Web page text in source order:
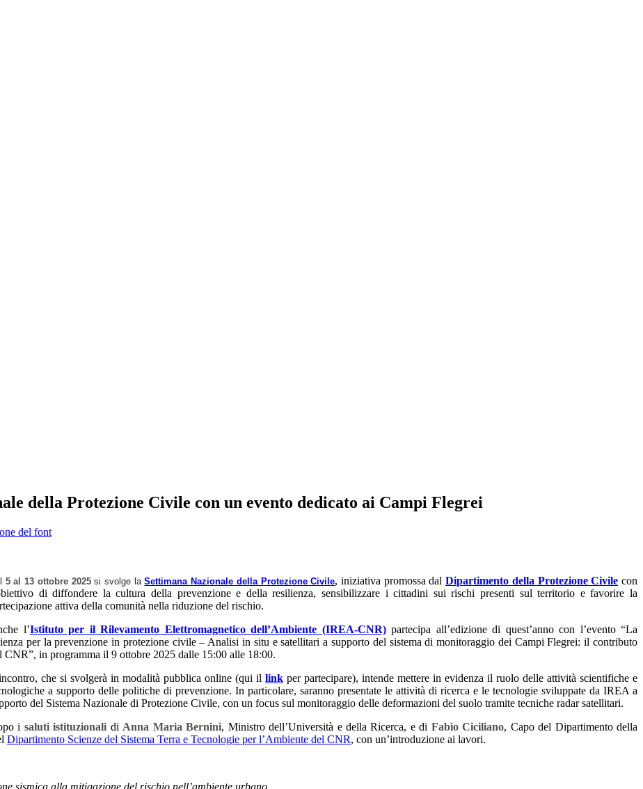
della Protezione Civile con un evento dedicato ai Campi Flegrei
del font
5 al 13 ottobre 2025si svolge laSettimana Nazionale della Protezione Civile, iniziativa promossa dalDipartimento della Protezione Civile con
di diffondere la cultura della prevenzione e della resilienza, sensibilizzare i cittadini sui rischi presenti sul territorio e favorire la
attiva della comunità nella riduzione del rischio.
l’Istituto per il Rilevamento Elettromagnetico dell’Ambiente (IREA-CNR)partecipa all’edizione di quest’anno con l’evento “La
per la prevenzione in protezione civile – Analisi in situ e satellitari a supporto del sistema di monitoraggio dei Campi Flegrei: il contributo
CNR”, in programma il 9 ottobre 2025 dalle 15:00 alle 18:00.
che si svolgerà in modalità pubblica online (qui il link per partecipare), intende mettere in evidenza il ruolo delle attività scientifiche e
a supporto delle politiche di prevenzione. In particolare, saranno presentate le attività di ricerca e le tecnologie sviluppate da IREA a
del Sistema Nazionale di Protezione Civile, con un focus sul monitoraggio delle deformazioni del suolo tramite tecniche radar satellitari.
i saluti istituzionali di Anna Maria Bernini, Ministro dell’Università e della Ricerca, e di Fabio Ciciliano, Capo del Dipartimento della
Dipartimento Scienze del Sistema Terra e Tecnologie per l’Ambiente del CNR, con un’introduzione ai lavori.
sismica alla mitigazione del rischio nell’ambiente urbano